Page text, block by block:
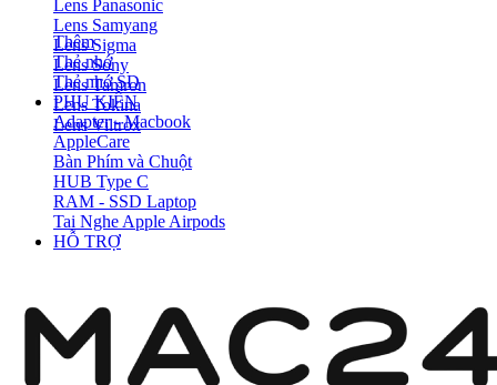
Lens Panasonic
Lens Samyang
Lens Sigma
Lens Sony
Lens Tamron
Lens Tokina
Lens Viltrox
Thêm
Thẻ nhớ
Thẻ nhớ SD
PHỤ KIỆN
Adapter - Macbook
AppleCare
Bàn Phím và Chuột
HUB Type C
RAM - SSD Laptop
Tai Nghe Apple Airpods
HỖ TRỢ